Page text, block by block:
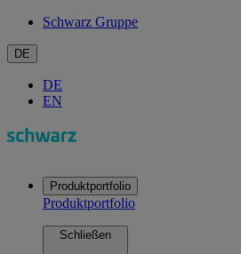
Schwarz Gruppe
DE
DE
EN
Produktportfolio
Produktportfolio
Schließen